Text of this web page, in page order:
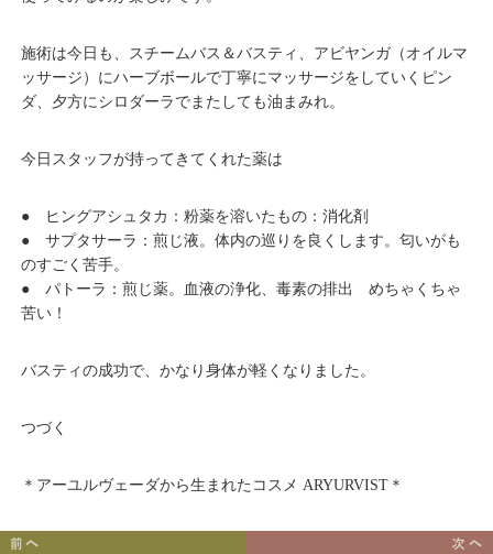
施術は今日も、スチームバス＆バスティ、アビヤンガ（オイルマ
ッサージ）にハーブボールで丁寧にマッサージをしていくピン
ダ、夕方にシロダーラでまたしても油まみれ。
今日スタッフが持ってきてくれた薬は
● ヒングアシュタカ：粉薬を溶いたもの：消化剤
● サプタサーラ：煎じ液。体内の巡りを良くします。匂いがも
のすごく苦手。
● パトーラ：煎じ薬。血液の浄化、毒素の排出 めちゃくちゃ
苦い！
バスティの成功で、かなり身体が軽くなりました。
つづく
＊アーユルヴェーダから生まれたコスメ ARYURVIST＊